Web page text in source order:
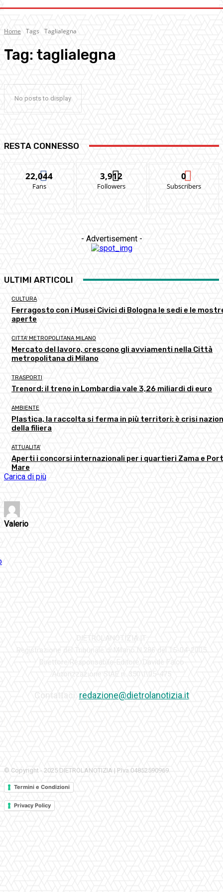
Home Tags Taglialegna
Tag: taglialegna
No posts to display
RESTA CONNESSO
22,044
Fans
3,912
Followers
0
Subscribers
- Advertisement -
ULTIMI ARTICOLI
CULTURA
Ferragosto con i Musei Civici di Bologna le sedi e le
aperte
CITTA' METROPOLITANA MILANO
Mercato del lavoro, crescono gli avviamenti nella Città
metropolitana di Milano
TRASPORTI
Trenord: il treno in Lombardia vale 3,26 miliardi di euro
AMBIENTE
Plastica, la raccolta si ferma in più territori: è crisi
della filiera
ATTUALITA'
Aperti i concorsi internazionali per i quartieri Zama e
Mare
Carica di più
Valerio
redazione@dietrolanotizia.it
© Copyright - 2025 DIETROLANOTIZIA | P.Iva 04852590969
Termini e Condizioni
Privacy Policy